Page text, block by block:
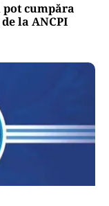
pot cumpăra
la ANCPI